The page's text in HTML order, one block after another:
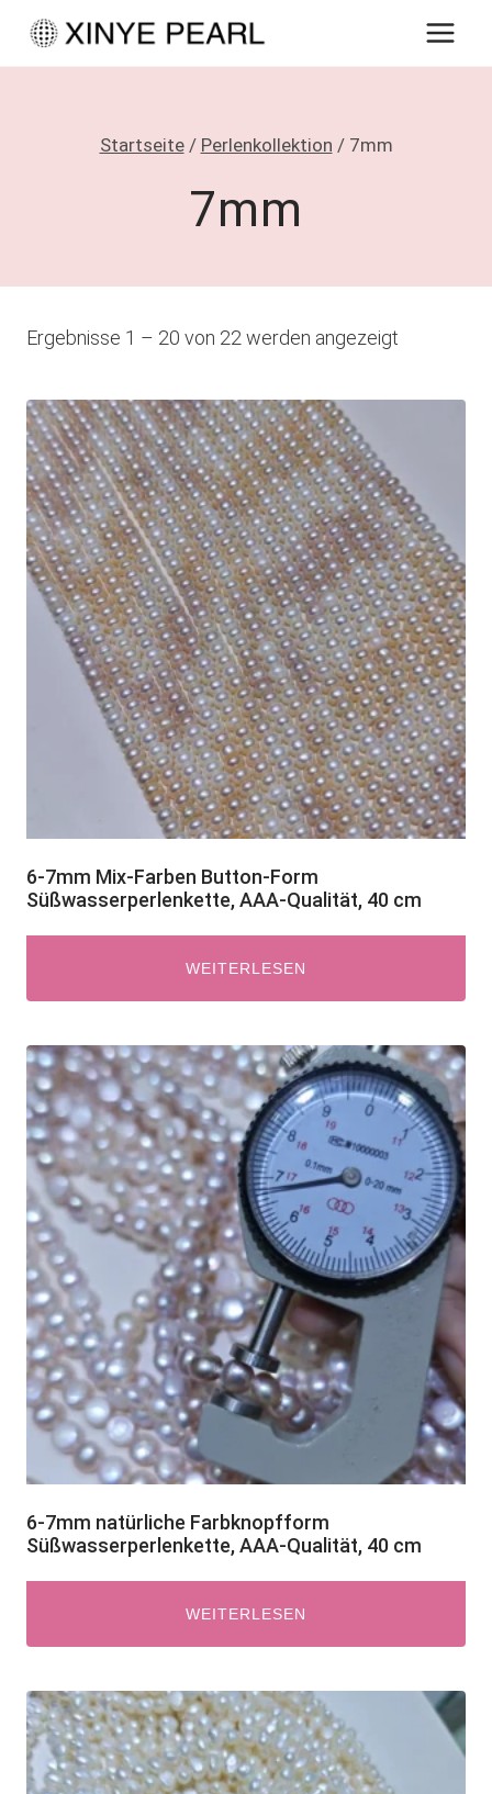
Zum
Inhalt
Startseite / Perlenkollektion / 7mm
7mm
Ergebnisse 1 – 20 von 22 werden angezeigt
6-7mm Mix-Farben Button-Form
Süßwasserperlenkette, AAA-Qualität, 40 cm
WEITERLESEN
6-7mm natürliche Farbknopfform
Süßwasserperlenkette, AAA-Qualität, 40 cm
WEITERLESEN